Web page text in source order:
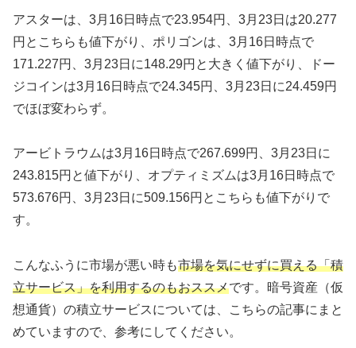
アスターは、3月16日時点で23.954円、3月23日は20.277
円とこちらも値下がり、ポリゴンは、3月16日時点で
171.227円、3月23日に148.29円と大きく値下がり、ドー
ジコインは3月16日時点で24.345円、3月23日に24.459円
でほぼ変わらず。
アービトラウムは3月16日時点で267.699円、3月23日に
243.815円と値下がり、オプティミズムは3月16日時点で
573.676円、3月23日に509.156円とこちらも値下がりで
す。
こんなふうに市場が悪い時も市場を気にせずに買える「積
立サービス」を利用するのもおススメです。暗号資産（仮
想通貨）の積立サービスについては、こちらの記事にまと
めていますので、参考にしてください。